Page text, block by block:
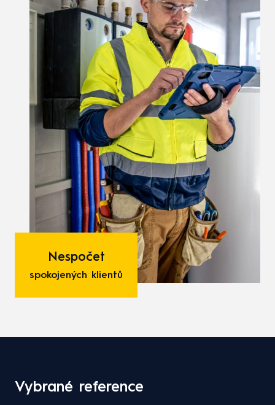
Nespočet
spokojených klientů
Vybrané reference